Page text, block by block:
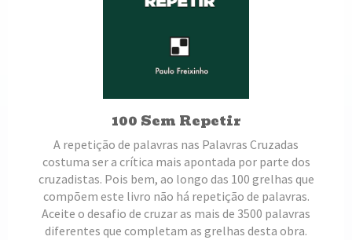
100 Sem Repetir
A repetição de palavras nas Palavras Cruzadas
costuma ser a crítica mais apontada por parte dos
cruzadistas. Pois bem, ao longo das 100 grelhas que
compõem este livro não há repetição de palavras.
Aceite o desafio de cruzar as mais de 3500 palavras
diferentes que completam as grelhas desta obra.